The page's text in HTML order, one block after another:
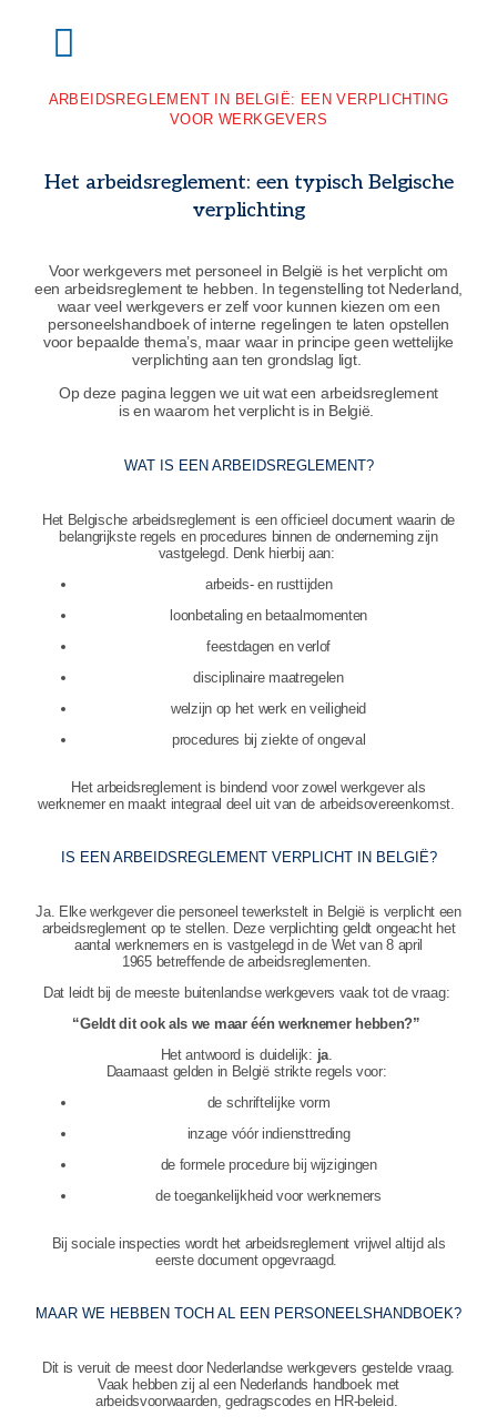
ARBEIDSREGLEMENT IN BELGIË: EEN VERPLICHTING
VOOR WERKGEVERS
Het arbeidsreglement: een typisch Belgische
verplichting
Voor werkgevers met personeel in België is het verplicht om
een arbeidsreglement te hebben. In tegenstelling tot Nederland,
waar veel werkgevers er zelf voor kunnen kiezen om een
personeelshandboek of interne regelingen te laten opstellen
voor bepaalde thema’s, maar waar in principe geen wettelijke
verplichting aan ten grondslag ligt.
Op deze pagina leggen we uit wat een arbeidsreglement
is en waarom het verplicht is in België.
WAT IS EEN ARBEIDSREGLEMENT?
Het Belgische arbeidsreglement is een officieel document waarin de
belangrijkste regels en procedures binnen de onderneming zijn
vastgelegd. Denk hierbij aan:
arbeids- en rusttijden
loonbetaling en betaalmomenten
feestdagen en verlof
disciplinaire maatregelen
welzijn op het werk en veiligheid
procedures bij ziekte of ongeval
Het arbeidsreglement is bindend voor zowel werkgever als
werknemer en maakt integraal deel uit van de arbeidsovereenkomst.
IS EEN ARBEIDSREGLEMENT VERPLICHT IN BELGIË?
Ja. Elke werkgever die personeel tewerkstelt in België is verplicht een
arbeidsreglement op te stellen. Deze verplichting geldt ongeacht het
aantal werknemers en is vastgelegd in de Wet van 8 april
1965 betreffende de arbeidsreglementen.
Dat leidt bij de meeste buitenlandse werkgevers vaak tot de vraag:
“Geldt dit ook als we maar één werknemer hebben?”
Het antwoord is duidelijk: ja.
Daarnaast gelden in België strikte regels voor:
de schriftelijke vorm
inzage vóór indiensttreding
de formele procedure bij wijzigingen
de toegankelijkheid voor werknemers
Bij sociale inspecties wordt het arbeidsreglement vrijwel altijd als
eerste document opgevraagd.
MAAR WE HEBBEN TOCH AL EEN PERSONEELSHANDBOEK?
Dit is veruit de meest door Nederlandse werkgevers gestelde vraag.
Vaak hebben zij al een Nederlands handboek met
arbeidsvoorwaarden, gedragscodes en HR‑beleid.